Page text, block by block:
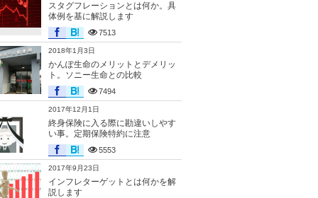
スタグフレーションとは何か。具
体例を基に解説します
7513
2018年1月3日
かんぽ生命のメリットとデメリッ
ト。ソニー生命との比較
7494
2017年12月1日
終身保険に入る際に勘違いしやす
い事。定期保険特約に注意
5553
2017年9月23日
インフレターゲットとは何かを解
説します